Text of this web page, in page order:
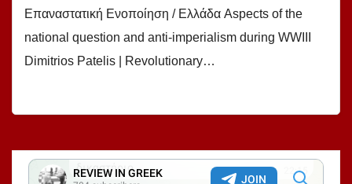
Επαναστατική Ενοποίηση / Ελλάδα Aspects of the
national question and anti-imperialism during WWIII
Dimitrios Patelis | Revolutionary…